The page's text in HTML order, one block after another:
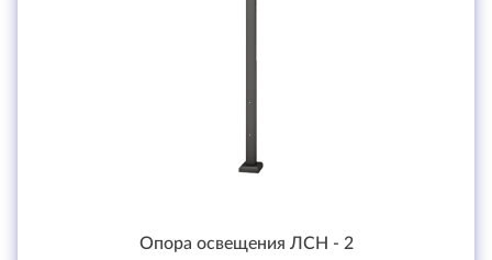
Опора освещения ЛСН - 2